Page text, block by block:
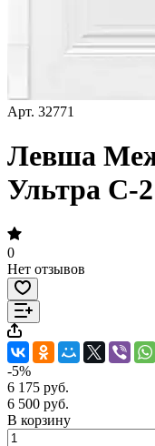
Арт. 32771
Левша
Ультра С-
0
Нет отзывов
-5%
6 175 руб.
6 500 руб.
В корзину